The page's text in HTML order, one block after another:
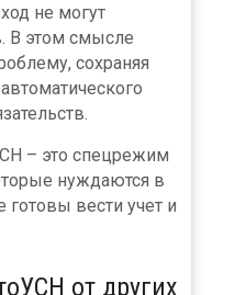
не могут
В этом смысле
сохраняя
– это спецрежим
нуждаются в
готовы вести учет и
от других